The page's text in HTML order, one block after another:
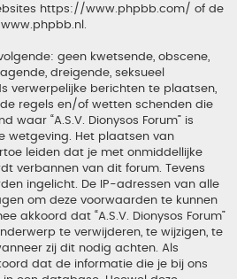
https://www.phpbb.com/ of de
www.phpbb.nl
geen kwetsende, obscene,
dreigende, seksueel
verwerpelijke berichten te plaatsen,
regels en/of wetten schenden die
waar “A.S.V. Dionysos Forum” is
wetgeving. Het plaatsen van
leiden dat je met onmiddellijke
verbannen van dit forum. Tevens
ingelicht. De IP-adressen van alle
om deze voorwaarden te kunnen
akkoord dat “A.S.V. Dionysos Forum”
te verwijderen, te wijzigen, te
zij dit nodig achten. Als
dat de informatie die je bij ons